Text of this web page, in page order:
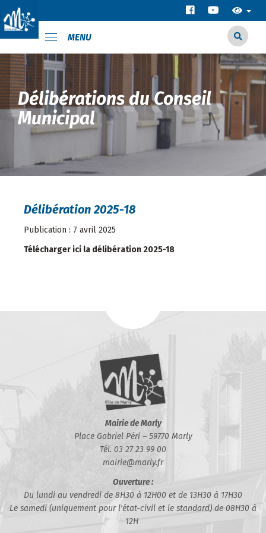
MENU
Délibérations du Conseil
Municipal
Délibération 2025-18
Publication : 7 avril 2025
Télécharger ici la délibération 2025-18
Mairie de Marly
Place Gabriel Péri – 59770 Marly
Tél. 03 27 23 99 00
mairie@marly.fr
Ouverture :
Du lundi au vendredi de 8H30 à 12H00 et de 13H30 à 17H30
Le samedi (uniquement pour l'état-civil et le standard) de 08H30 à
12H